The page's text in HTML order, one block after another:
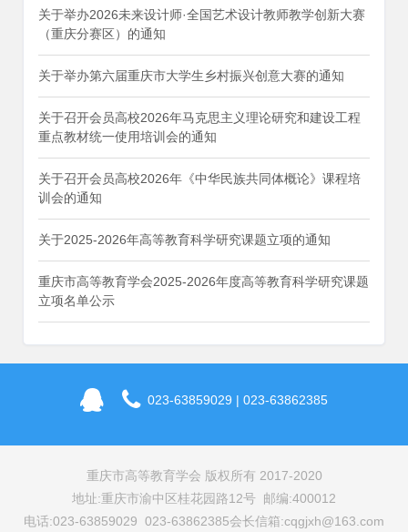
关于举办2026未来设计师·全国艺术设计教师教学创新大赛
（重庆分赛区）的通知
关于举办第六届重庆市大学生乡村振兴创意大赛的通知
关于召开会员高校2026年马克思主义理论研究和建设工程
重点教材统一使用培训会的通知
关于召开会员高校2026年《中华民族共同体概论》课程培
训会的通知
关于2025-2026年高等教育科学研究课题立项的通知
重庆市高等教育学会2025-2026年度高等教育科学研究课题
立项名单公示
023-63859029 | 023-63862385
重庆市高等教育学会 版权所有 2017-2020
地址:重庆市渝中区桂花园路12号 邮编:400012
电话:023-63859029 023-63862385会长信箱:cqgjxh@163.com